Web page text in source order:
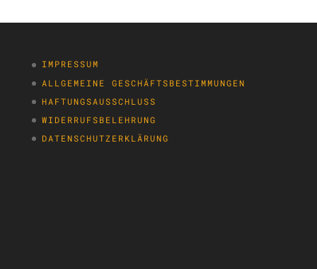
IMPRESSUM
ALLGEMEINE GESCHÄFTSBESTIMMUNGEN
HAFTUNGSAUSSCHLUSS
WIDERRUFSBELEHRUNG
DATENSCHUTZERKLÄRUNG